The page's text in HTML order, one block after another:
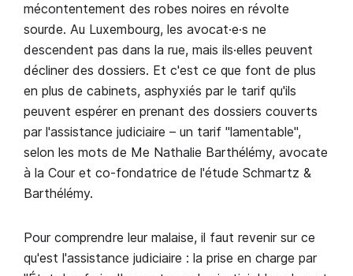
mécontentement des robes noires en révolte
sourde. Au Luxembourg, les avocat·e·s ne
descendent pas dans la rue, mais ils·elles peuvent
décliner des dossiers. Et c'est ce que font de plus
en plus de cabinets, asphyxiés par le tarif qu'ils
peuvent espérer en prenant des dossiers couverts
par l'assistance judiciaire – un tarif "lamentable",
selon les mots de Me Nathalie Barthélémy, avocate
à la Cour et co-fondatrice de l'étude Schmartz &
Barthélémy.
Pour comprendre leur malaise, il faut revenir sur ce
qu'est l'assistance judiciaire : la prise en charge par